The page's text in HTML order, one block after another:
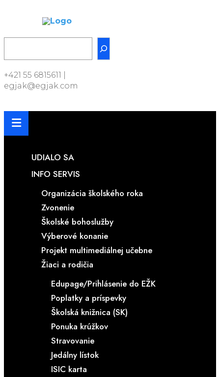
content
+421 55 6815611 |
egjak@egjak.com
UDIALO SA
INFO SERVIS
Organizácia školského roka
Zvonenie
Školské bohoslužby
Výberové konanie
Projekt multimediálnej učebne
Žiaci a rodičia
Edupage/Prihlásenie do EŽK
Poplatky a príspevky
Školská knižnica (SK)
Ponuka krúžkov
Stravovanie
Jedálny lístok
ISIC karta